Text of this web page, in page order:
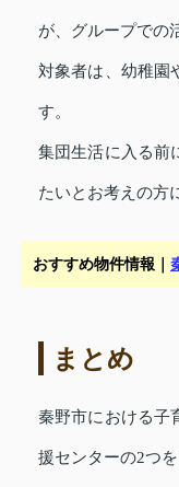
が、グループでの
対象者は、幼稚園
す。
集団生活に入る前
たいとお考えの方
おすすめ物件情報｜
まとめ
秦野市における子
援センターの2つ